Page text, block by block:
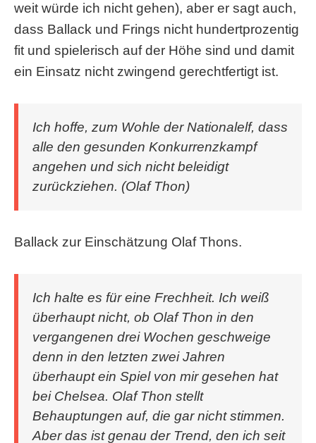
weit würde ich nicht gehen), aber er sagt auch,
dass Ballack und Frings nicht hundertprozentig
fit und spielerisch auf der Höhe sind und damit
ein Einsatz nicht zwingend gerechtfertigt ist.
Ich hoffe, zum Wohle der Nationalelf, dass
alle den gesunden Konkurrenzkampf
angehen und sich nicht beleidigt
zurückziehen. (Olaf Thon)
Ballack zur Einschätzung Olaf Thons.
Ich halte es für eine Frechheit. Ich weiß
überhaupt nicht, ob Olaf Thon in den
vergangenen drei Wochen geschweige
denn in den letzten zwei Jahren
überhaupt ein Spiel von mir gesehen hat
bei Chelsea. Olaf Thon stellt
Behauptungen auf, die gar nicht stimmen.
Aber das ist genau der Trend, den ich seit